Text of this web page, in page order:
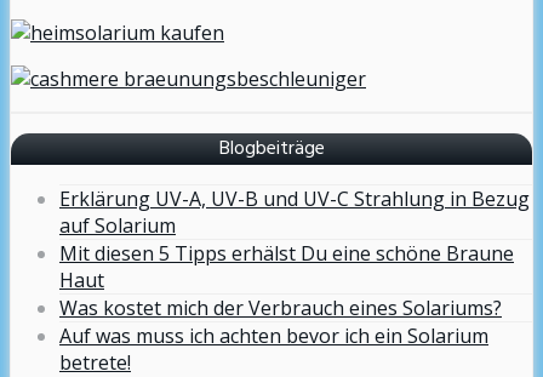
Blogbeiträge
Erklärung UV-A, UV-B und UV-C Strahlung in Bezug
auf Solarium
Mit diesen 5 Tipps erhälst Du eine schöne Braune
Haut
Was kostet mich der Verbrauch eines Solariums?
Auf was muss ich achten bevor ich ein Solarium
betrete!